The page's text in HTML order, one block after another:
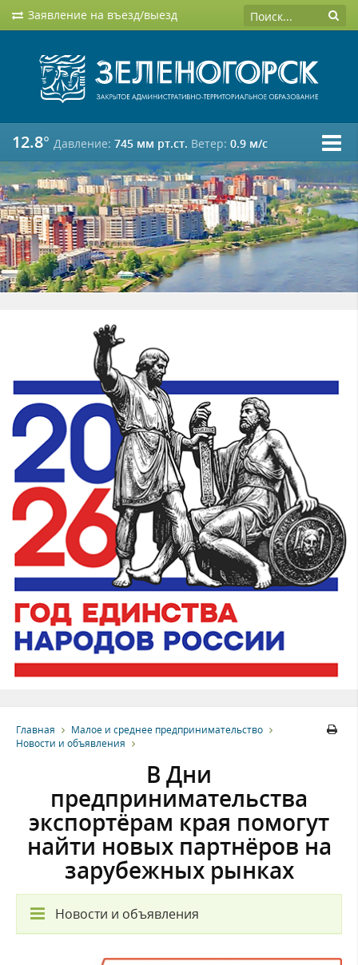
Заявление на въезд/выезд
12.8° Давление: 745 мм рт.ст. Ветер: 0.9 м/c
Главная
Малое и среднее предпринимательство
Новости и объявления
В Дни
предпринимательства
экспортёрам края помогут
найти новых партнёров на
зарубежных рынках
Новости и объявления